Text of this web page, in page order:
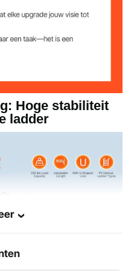
Hoge stabiliteit
ladder